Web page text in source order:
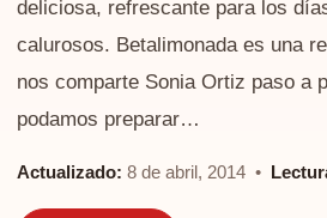
deliciosa, refrescante para los
calurosos. Betalimonada es una
nos comparte Sonia Ortiz paso a
podamos preparar…
Actualizado: 8 de abril, 2014 •